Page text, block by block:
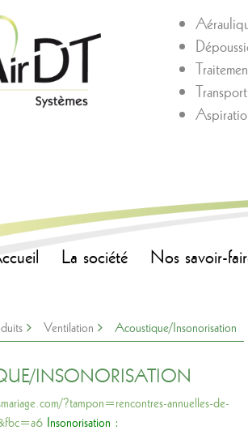
La société Nos savoir-
Ventilation Acoustique/Insonorisation
INSONORISATION
?tampon=rencontres-annuelles-de-
Insonorisation :